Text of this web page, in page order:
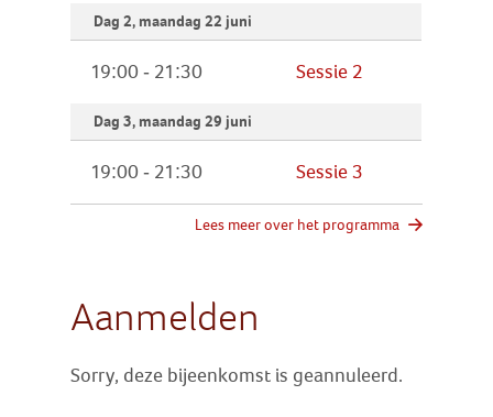
Dag 2, maandag 22 juni
19:00 - 21:30 Sessie 2
Dag 3, maandag 29 juni
19:00 - 21:30 Sessie 3
Lees meer over het programma
Aanmelden
Sorry, deze bijeenkomst is geannuleerd.